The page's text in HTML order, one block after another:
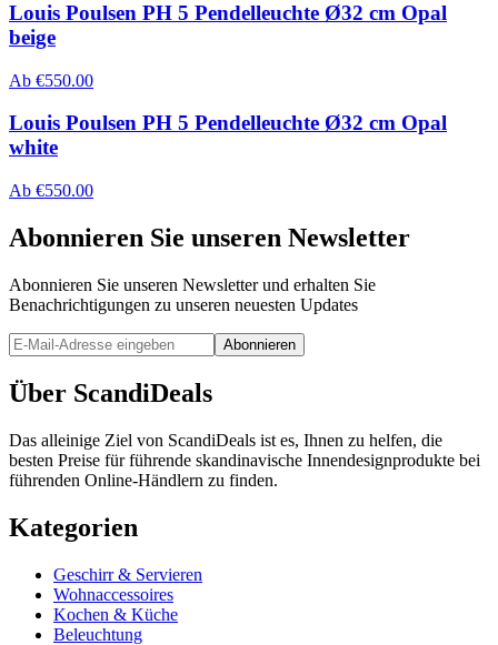
Louis Poulsen PH 5 Pendelleuchte Ø32 cm Opal
beige
Ab €550.00
Louis Poulsen PH 5 Pendelleuchte Ø32 cm Opal
white
Ab €550.00
Abonnieren Sie unseren Newsletter
Abonnieren Sie unseren Newsletter und erhalten Sie
Benachrichtigungen zu unseren neuesten Updates
Abonnieren
Über ScandiDeals
Das alleinige Ziel von ScandiDeals ist es, Ihnen zu helfen, die
besten Preise für führende skandinavische Innendesignprodukte bei
führenden Online-Händlern zu finden.
Kategorien
Geschirr & Servieren
Wohnaccessoires
Kochen & Küche
Beleuchtung